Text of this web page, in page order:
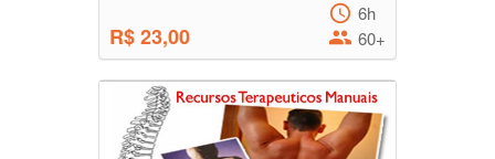
R$ 23,00
6h
60+